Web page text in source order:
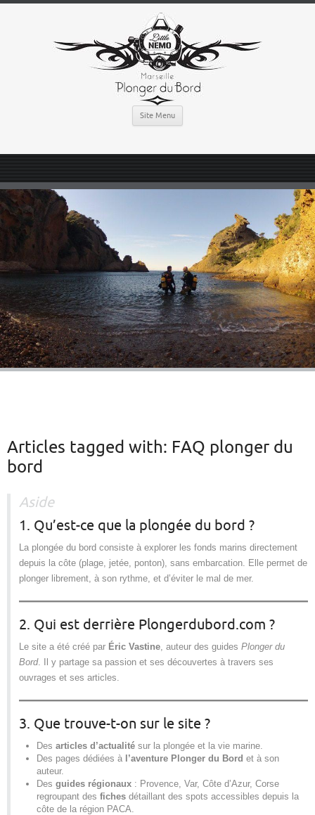
Site Menu
Articles tagged with: FAQ plonger du
bord
Aside
1. Qu’est-ce que la plongée du bord ?
La plongée du bord consiste à explorer les fonds marins directement
depuis la côte (plage, jetée, ponton), sans embarcation. Elle permet de
plonger librement, à son rythme, et d’éviter le mal de mer.
2. Qui est derrière Plongerdubord.com ?
Le site a été créé par Éric Vastine , auteur des guides Plonger du
Bord. Il y partage sa passion et ses découvertes à travers ses
ouvrages et ses articles.
3. Que trouve-t-on sur le site ?
Des articles d’actualité sur la plongée et la vie marine.
Des pages dédiées à l’aventure Plonger du Bord et à son
auteur.
Des guides régionaux : Provence, Var, Côte d’Azur, Corse
regroupant des fiches détaillant des spots accessibles depuis la
côte de la région PACA.